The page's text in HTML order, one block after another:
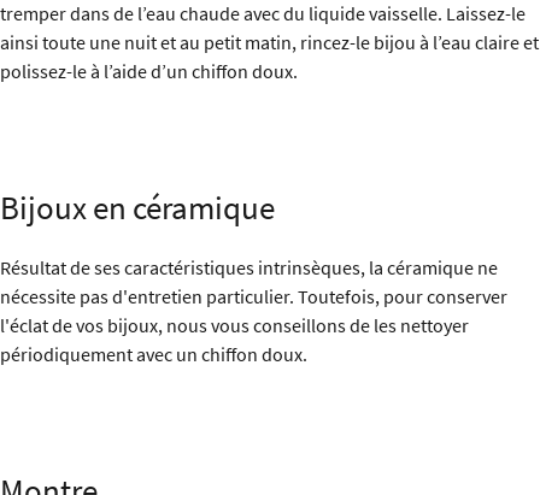
tremper dans de l’eau chaude avec du liquide vaisselle. Laissez-le
ainsi toute une nuit et au petit matin, rincez-le bijou à l’eau claire et
polissez-le à l’aide d’un chiffon doux.
Bijoux en céramique
Résultat de ses caractéristiques intrinsèques, la céramique ne
nécessite pas d'entretien particulier. Toutefois, pour conserver
l'éclat de vos bijoux, nous vous conseillons de les nettoyer
périodiquement avec un chiffon doux.